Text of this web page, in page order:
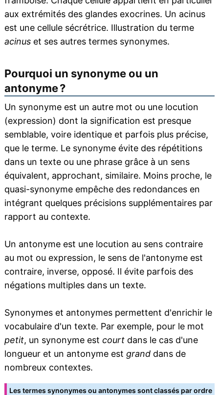
aux extrémités des glandes exocrines. Un acinus
est une cellule sécrétrice. Illustration du terme
acinuset ses autres termes synonymes.
Pourquoi un synonyme ou un
antonyme ?
Un synonyme est un autre mot ou une locution
(expression) dont la signification est presque
semblable, voire identique et parfois plus précise,
que le terme. Le synonyme évite des répétitions
dans un texte ou une phrase grâce à un sens
équivalent, approchant, similaire. Moins proche, le
quasi-synonyme empêche des redondances en
intégrant quelques précisions supplémentaires par
rapport au contexte.
Un antonyme est une locution au sens contraire
au mot ou expression, le sens de l'antonyme est
contraire, inverse, opposé. Il évite parfois des
négations multiples dans un texte.
Synonymes et antonymes permettent d'enrichir le
vocabulaire d'un texte. Par exemple, pour le mot
petit, un synonyme est courtdans le cas d'une
longueur et un antonyme est granddans de
nombreux contextes.
Les termes synonymes ou antonymes sont classés par ordre